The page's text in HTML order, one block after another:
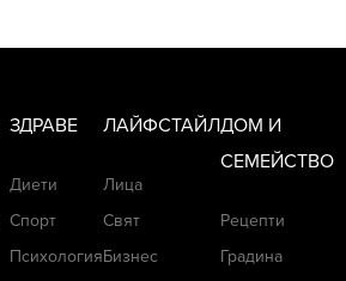
ЗДРАВЕ
Диети
Спорт
Психология
ЛАЙФСТАЙЛ
Лица
Свят
Бизнес
ДОМ И
СЕМЕЙСТВО
Рецепти
Градина